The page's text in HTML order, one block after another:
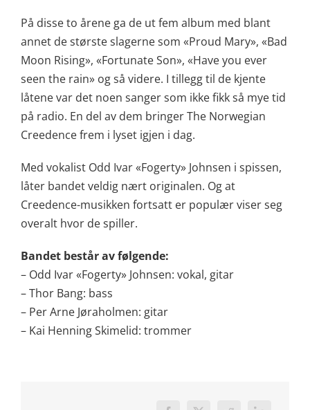
På disse to årene ga de ut fem album med blant
annet de største slagerne som «Proud Mary», «Bad
Moon Rising», «Fortunate Son», «Have you ever
seen the rain» og så videre. I tillegg til de kjente
låtene var det noen sanger som ikke fikk så mye tid
på radio. En del av dem bringer The Norwegian
Creedence frem i lyset igjen i dag.
Med vokalist Odd Ivar «Fogerty» Johnsen i spissen,
låter bandet veldig nært originalen. Og at
Creedence-musikken fortsatt er populær viser seg
overalt hvor de spiller.
Bandet består av følgende:
– Odd Ivar «Fogerty» Johnsen: vokal, gitar
– Thor Bang: bass
– Per Arne Jøraholmen: gitar
– Kai Henning Skimelid: trommer